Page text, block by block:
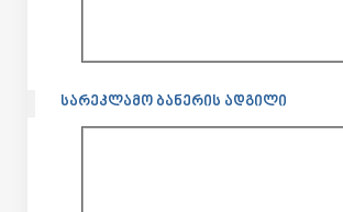
ᲡᲐᲠᲔᲙᲚᲐᲛᲝ ᲑᲐᲜᲔᲠᲘᲡ ᲐᲓᲒᲘᲚᲘ